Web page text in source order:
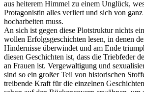
aus heiterem Himmel zu einem Unglück,
Protagonistin alles verliert und sich von
hocharbeiten muss.
An sich ist gegen diese Plotstruktur nichts
wollen Erfolgsgeschichten lesen, in denen
Hindernisse überwindet und am Ende
diesen Geschichten ist, dass die Triebfeder
an Frauen ist. Vergewaltigung und
sind so ein großer Teil von historischen
treibende Kraft für die einzelnen